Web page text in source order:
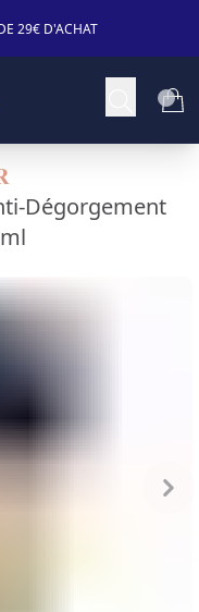
29€ D'ACHAT
Dégorgement